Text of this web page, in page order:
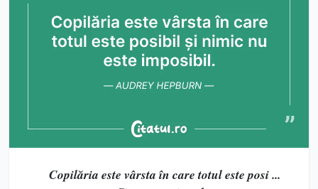
Copilăria este vârsta în care totul este posi ...